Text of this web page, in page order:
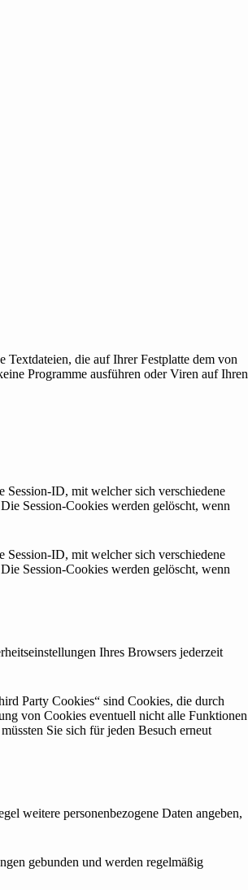
die auf Ihrer Festplatte dem von
Programme ausführen oder Viren auf Ihren
Session-ID, mit welcher sich verschiedene
Session-Cookies werden gelöscht, wenn
Session-ID, mit welcher sich verschiedene
Session-Cookies werden gelöscht, wenn
Ihres Browsers jederzeit
Party Cookies“ sind Cookies, die durch
von Cookies eventuell nicht alle Funktionen
Sie sich für jeden Besuch erneut
weitere personenbezogene Daten angeben,
gebunden und werden regelmäßig